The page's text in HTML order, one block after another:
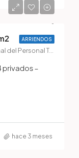
ARRIENDOS
Chile, Temuco, Centro de Salud regional del Personal Temuco, 899, Miraflores, Villa Olímpica, Temuco, Provincia de Cautín, Región de la Araucanía, 4790703, Chile
privados –
hace 3 meses